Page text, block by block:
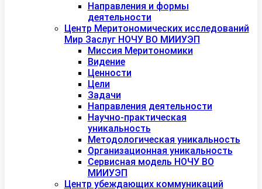
Направления и формы
деятельности
Центр Меритономических исследований
Мир Заслуг НОЧУ ВО МИИУЭП
Миссия Меритономики
Видение
Ценности
Цели
Задачи
Направления деятельности
Научно-практическая
уникальность
Методологическая уникальность
Организационная уникальность
Сервисная модель НОЧУ ВО
МИИУЭП
Центр убеждающих коммуникаций